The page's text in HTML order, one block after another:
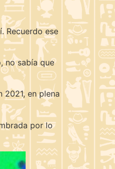
Recuerdo ese
no sabía que
en plena
por lo